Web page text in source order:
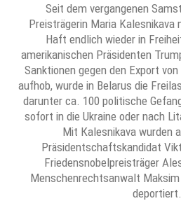
Seit dem vergangenen
Preisträgerin Maria Kalesnikava
Haft endlich wieder in
amerikanischen Präsidenten
Sanktionen gegen den Export
aufhob, wurde in Belarus die
darunter ca. 100 politische
sofort in die Ukraine oder nach
Mit Кalesnikava wurden
Präsidentschaftskandidat
Friedensnobelpreisträger
Menschenrechtsanwalt
deportiert.